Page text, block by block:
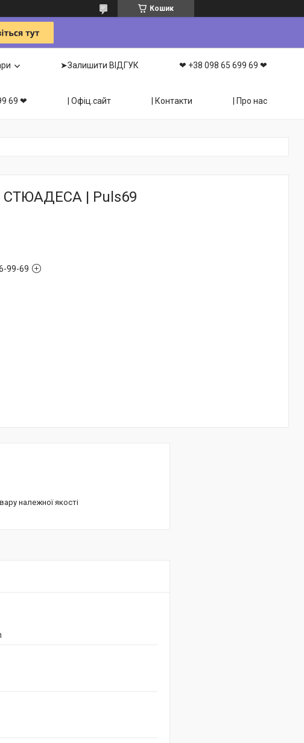
Кошик
➤Залишити ВІДГУК ❤ +38 098 65 699 69 ❤
69 ❤ | Офіц.сайт | Контакти | Про нас
СТЮАДЕСА | Puls69
99-69
належної якості